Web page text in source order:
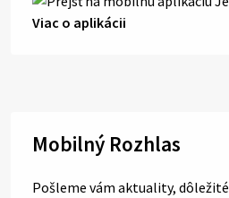
Viac o aplikácii
Mobilný Rozhlas
Pošleme vám aktuality, dôležité